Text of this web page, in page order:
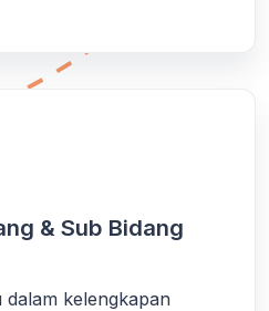
& Sub Bidang
kelengkapan